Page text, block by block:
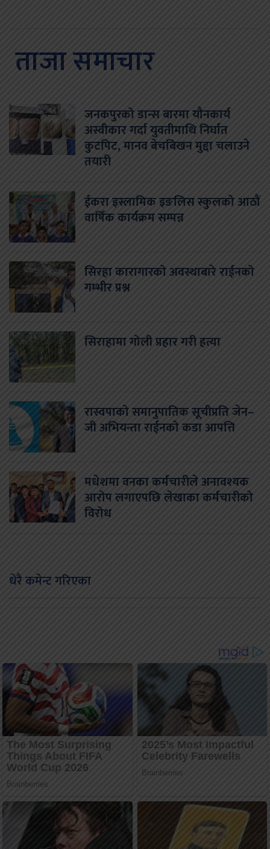
ताजा समाचार
जनकपुरको डान्स बारमा यौनकार्य
अस्वीकार गर्दा युवतीमाथि निर्घात
कुटपिट, मानव बेचबिखन मुद्दा चलाउने
तयारी
ईकरा इस्लामिक इङलिस स्कुलको आठौं
वार्षिक कार्यक्रम सम्पन्न
सिरहा कारागारको अवस्थाबारे राईनको
गम्भीर प्रश्न
सिराहामा गोली प्रहार गरी हत्या
रास्वपाको समानुपातिक सूचीप्रति जेन–
जी अभियन्ता राईनको कडा आपत्ति
मधेशमा वनका कर्मचारीले अनावश्यक
आरोप लगाएपछि लेखाका कर्मचारीको
विरोध
धेरै कमेन्ट गरिएका